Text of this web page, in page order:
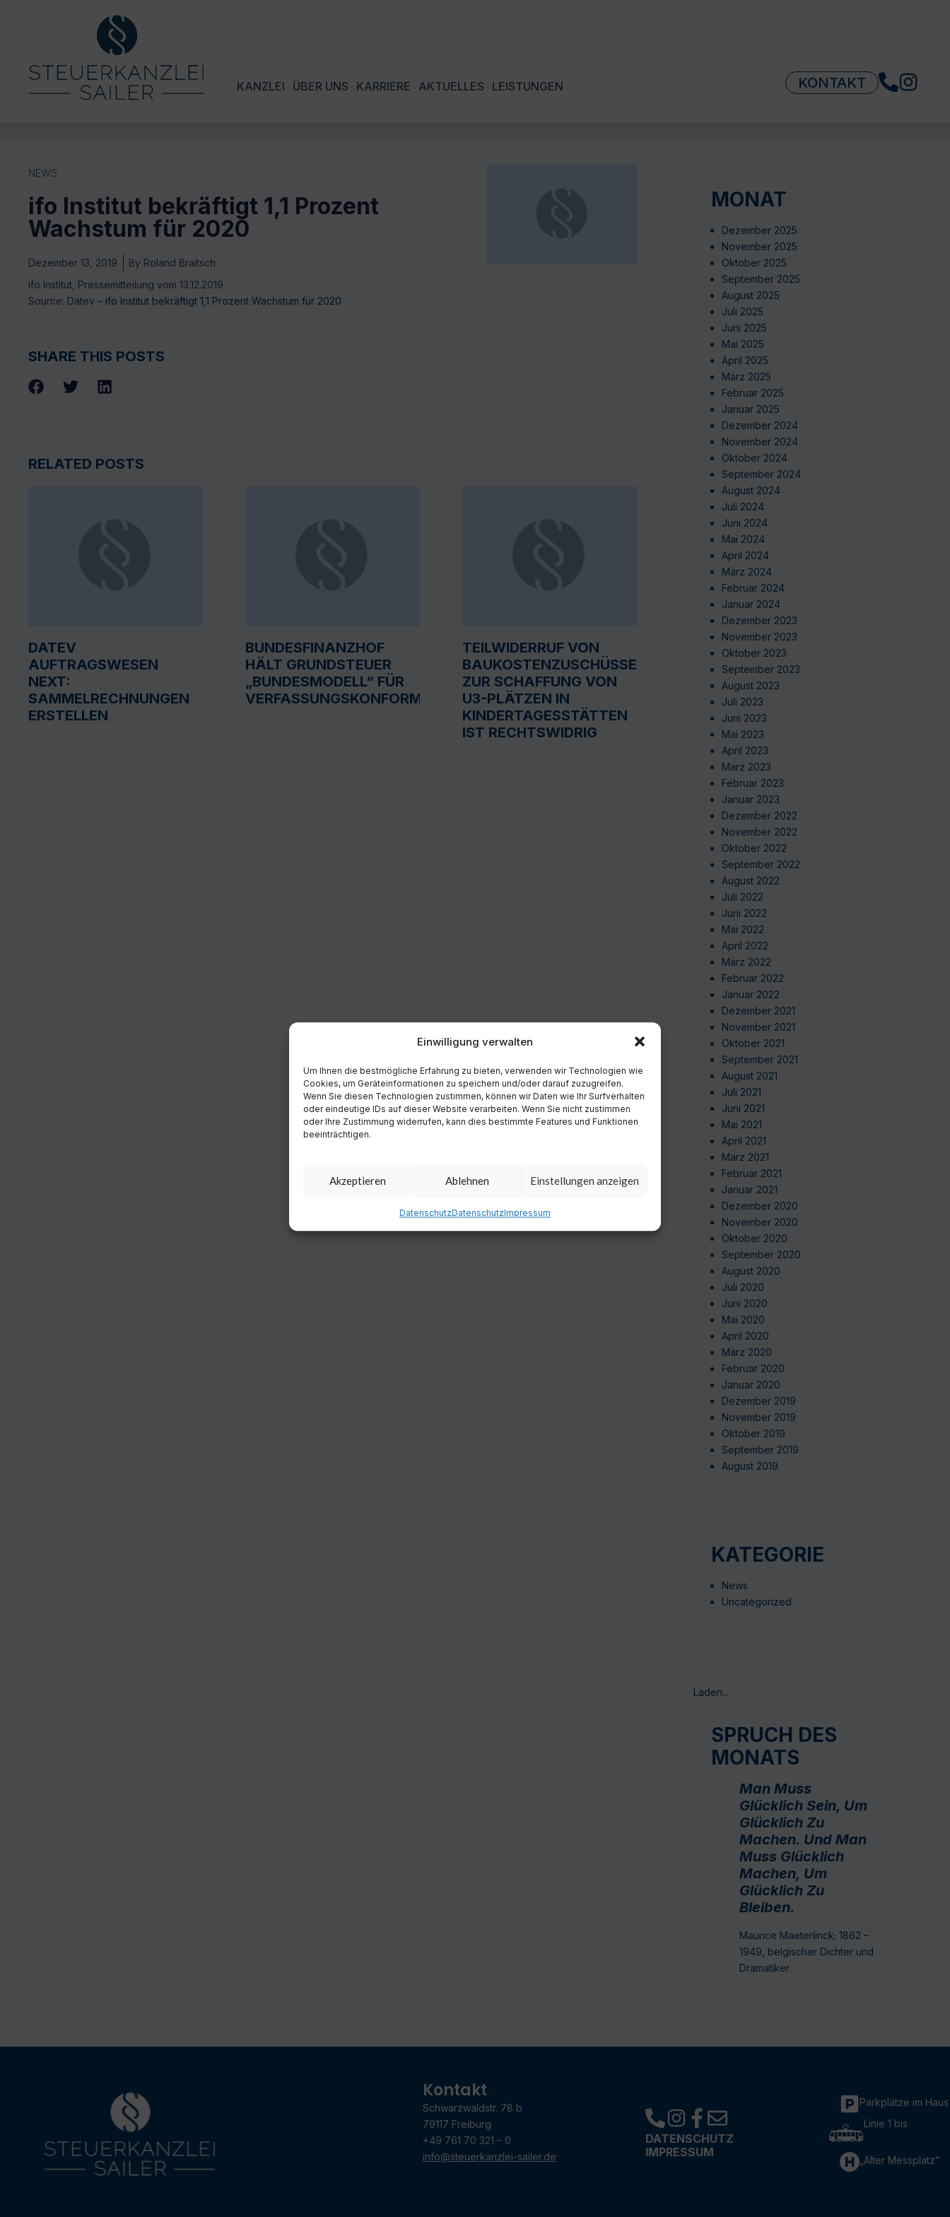
Einwilligung verwalten
Um Ihnen die bestmögliche Erfahrung zu bieten, verwenden wir Technologien wie
Cookies, um Geräteinformationen zu speichern und/oder darauf zuzugreifen.
Wenn Sie diesen Technologien zustimmen, können wir Daten wie Ihr Surfverhalten
oder eindeutige IDs auf dieser Website verarbeiten. Wenn Sie nicht zustimmen
oder Ihre Zustimmung widerrufen, kann dies bestimmte Features und Funktionen
beeinträchtigen.
Akzeptieren Ablehnen Einstellungen anzeigen
DatenschutzDatenschutzImpressum
KANZLEI ÜBER UNS KARRIERE AKTUELLES LEISTUNGEN KONTAKT
NEWS
ifo Institut bekräftigt 1,1 Prozent
Wachstum für 2020
Dezember 13, 2019 By Roland Braitsch
ifo Institut, Pressemitteilung vom 13.12.2019
Source: Datev – ifo Institut bekräftigt 1,1 Prozent Wachstum für 2020
SHARE THIS POSTS
RELATED POSTS
DATEV
AUFTRAGSWESEN
NEXT:
SAMMELRECHNUNGEN
ERSTELLEN
BUNDESFINANZHOF
HÄLT GRUNDSTEUER
„BUNDESMODELL“ FÜR
VERFASSUNGSKONFORM
TEILWIDERRUF VON
BAUKOSTENZUSCHÜSSEN
ZUR SCHAFFUNG VON
U3-PLÄTZEN IN
KINDERTAGESSTÄTTEN
IST RECHTSWIDRIG
MONAT
Dezember 2025
November 2025
Oktober 2025
September 2025
August 2025
Juli 2025
Juni 2025
Mai 2025
April 2025
März 2025
Februar 2025
Januar 2025
Dezember 2024
November 2024
Oktober 2024
September 2024
August 2024
Juli 2024
Juni 2024
Mai 2024
April 2024
März 2024
Februar 2024
Januar 2024
Dezember 2023
November 2023
Oktober 2023
September 2023
August 2023
Juli 2023
Juni 2023
Mai 2023
April 2023
März 2023
Februar 2023
Januar 2023
Dezember 2022
November 2022
Oktober 2022
September 2022
August 2022
Juli 2022
Juni 2022
Mai 2022
April 2022
März 2022
Februar 2022
Januar 2022
Dezember 2021
November 2021
Oktober 2021
September 2021
August 2021
Juli 2021
Juni 2021
Mai 2021
April 2021
März 2021
Februar 2021
Januar 2021
Dezember 2020
November 2020
Oktober 2020
September 2020
August 2020
Juli 2020
Juni 2020
Mai 2020
April 2020
März 2020
Februar 2020
Januar 2020
Dezember 2019
November 2019
Oktober 2019
September 2019
August 2019
KATEGORIE
News
Uncategorized
Laden...
SPRUCH DES
MONATS
Man Muss
Glücklich Sein, Um
Glücklich Zu
Machen. Und Man
Muss Glücklich
Machen, Um
Glücklich Zu
Bleiben.
Maurice Maeterlinck; 1862 –
1949, belgischer Dichter und
Dramatiker
Kontakt
Schwarzwaldstr. 78 b
79117 Freiburg
+49 761 70 321 – 0
info@steuerkanzlei-sailer.de
DATENSCHUTZ
IMPRESSUM
Parkplätze im Haus
Linie 1 bis
„Alter Messplatz“